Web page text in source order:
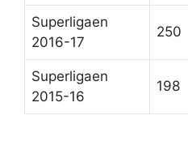
Superligaen
2016-17
250
Superligaen
2015-16
198